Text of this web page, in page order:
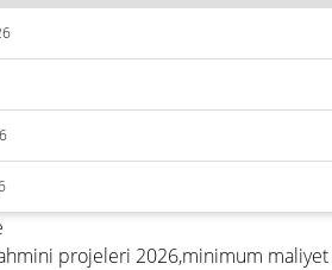
projeleri 2026,minimum